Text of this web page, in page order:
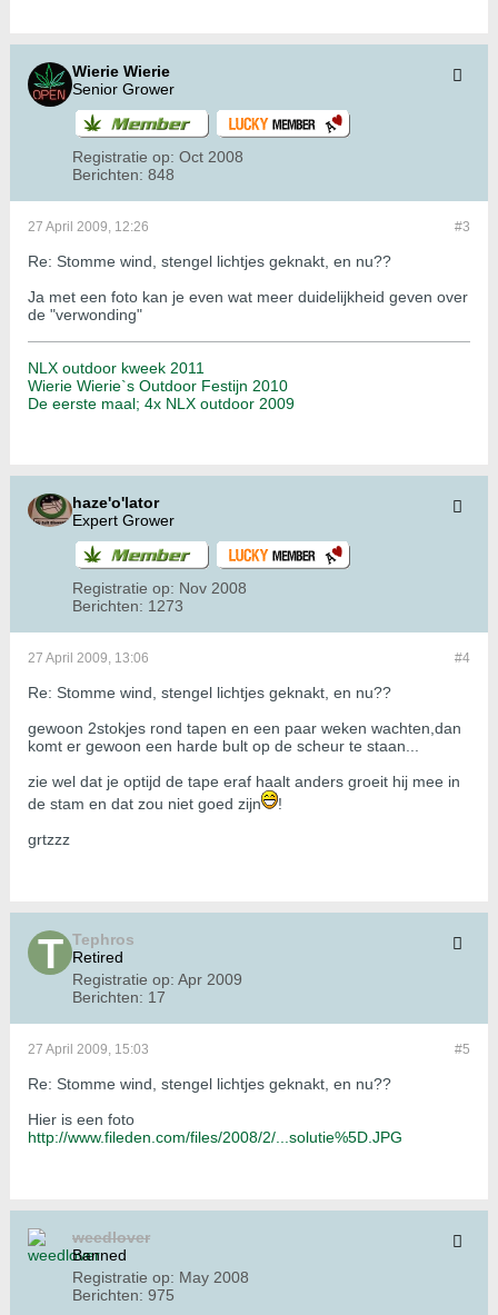
Wierie Wierie
Senior Grower
Registratie op: Oct 2008
Berichten: 848
#3
27 April 2009, 12:26
Re: Stomme wind, stengel lichtjes geknakt, en nu??
Ja met een foto kan je even wat meer duidelijkheid geven over
de "verwonding"
NLX outdoor kweek 2011
Wierie Wierie`s Outdoor Festijn 2010
De eerste maal; 4x NLX outdoor 2009
haze'o'lator
Expert Grower
Registratie op: Nov 2008
Berichten: 1273
#4
27 April 2009, 13:06
Re: Stomme wind, stengel lichtjes geknakt, en nu??
gewoon 2stokjes rond tapen en een paar weken wachten,dan
komt er gewoon een harde bult op de scheur te staan...
zie wel dat je optijd de tape eraf haalt anders groeit hij mee in
de stam en dat zou niet goed zijn
!
grtzzz
Tephros
Retired
Registratie op: Apr 2009
Berichten: 17
#5
27 April 2009, 15:03
Re: Stomme wind, stengel lichtjes geknakt, en nu??
Hier is een foto
http://www.fileden.com/files/2008/2/...solutie%5D.JPG
weedlover
Banned
Registratie op: May 2008
Berichten: 975